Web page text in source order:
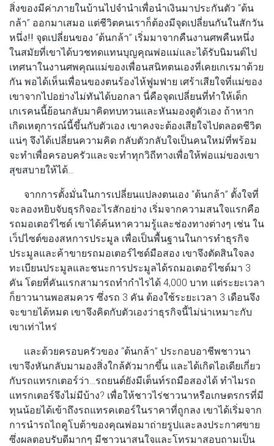
สิ่งของมีค่าภายในบ้านไปจำนำเพื่อนำเงินมาประกันตัว “ต้น
กล้า” ออกมาเสมอ แต่ชีวิตคนเราก็ต้องมีจุดเปลี่ยนกันในสักวัน
หนึ่ง!! จุดเปลี่ยนของ “ต้นกล้า” เริ่มมาจากคืนงานศพคืนหนึ่ง
ในสมัยที่เขาได้บวชทดแทนบุญคุณพ่อแม่และได้รับนิมนต์ไป
เทศนาในงานศพคุณแม่ของเพื่อนสนิทตนเองที่เคยเกเรมาด้วย
กัน พอได้เห็นเพื่อนของตนร้องไห้ฟูมฟาย เศร้าเสียใจที่แม่ของ
เขาจากไปอย่างไม่ทันได้บอกลา นี่คือจุดเปลี่ยนที่ทำให้เด็ก
เกเรคนนี้ย้อนกลับมาคิดทบทวนและหันมองดูตัวเอง ถ้าหาก
เกิดเหตุการณ์นี้ขึ้นกับตัวเอง เขาคงจะต้องเสียใจไปตลอดชีวิต
แน่ๆ จึงได้เปลี่ยนความคิด กลับตัวกลับใจเป็นคนใหม่ที่พร้อม
จะทำเพื่อครอบครัวและจะทำทุกวิถีทางเพื่อให้พ่อแม่ของเขา
สุขสบายให้ได้…
จากการตั้งมั่นในการเปลี่ยนแปลงตนเอง “ต้นกล้า” ตั้งใจที่
จะลองหยิบจับธุรกิจอะไรสักอย่าง เริ่มจากความสนใจแรกคือ
รถมอเตอร์ไซด์ เขาได้ค้นหาความรู้และช่องทางต่างๆ เช่น ใน
เว็ปไซต์ของสหการประมูล เพื่อเป็นพื้นฐานในการทำธุรกิจ
ประมูลและค้าขายรถมอเตอร์ไซด์มือสอง เขาจึงตัดสินใจลง
ทะเบียนประมูลและชนะการประมูลได้รถมอเตอร์ไซด์มา 3
คัน โดยที่คันแรกสามารถทำกำไรได้ 4,000 บาท แต่ระยะเวลา
ก็ยาวนานพอสมควร ซึ่งรถ 3 คัน ต้องใช้ระยะเวลา 3 เดือนจึง
จะขายได้หมด เขาจึงคิดกับตัวเองว่าธุรกิจนี้ไม่น่าเหมาะกับ
เขาเท่าไหร่
และด้วยครอบครัวของ “ต้นกล้า” ประกอบอาชีพชาวนา
เขาจึงหันกลับมามองสิ่งใกล้ตัวมากขึ้น และได้เกิดไอเดียเกี่ยว
กับรถแทรกเตอร์ว่า…รถยนต์ยังมีเต็นท์รถมือสองได้ ทำไมรถ
แทรกเตอร์จึงไม่มีบ้าง? เพื่อให้ชาวไร่ชาวนาหรือเกษตรกรที่มี
ทุนน้อยได้เข้าถึงรถแทรคเตอร์ในราคาที่ถูกลง เขาได้เริ่มจาก
การนำรถไถคูโบต้าของคุณพ่อมาถ่ายรูปและลงประกาศขาย
ซึ่งผลตอบรับดีมากๆ มีชาวนาสนใจและโทรมาสอบถามเป็น